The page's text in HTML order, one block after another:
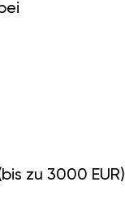
zu 3000 EUR)